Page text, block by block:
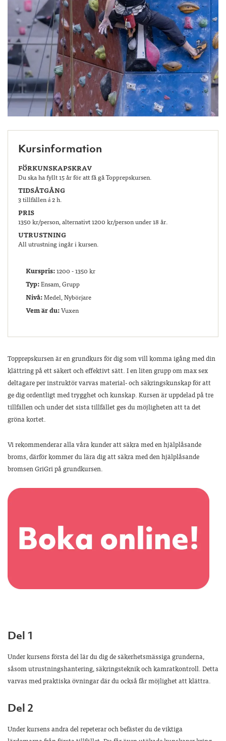
Kursinformation
FÖRKUNSKAPSKRAV
Du ska ha fyllt 15 år för att få gå Topprepskursen.
TIDSÅTGÅNG
3 tillfällen á 2 h.
PRIS
1350 kr/person, alternativt 1200 kr/person under 18 år.
UTRUSTNING
All utrustning ingår i kursen.
Kurspris:1200 - 1350 kr
Typ:Ensam, Grupp
Nivå:Medel, Nybörjare
Vem är du:Vuxen
Topprepskursen är en grundkurs för dig som vill komma igång med din
klättring på ett säkert och effektivt sätt. I en liten grupp om max sex
deltagare per instruktör varvas material- och säkringskunskap för att
ge dig ordentligt med trygghet och kunskap. Kursen är uppdelad på tre
tillfällen och under det sista tillfället ges du möjligheten att ta det
gröna kortet.
Vi rekommenderar alla våra kunder att säkra med en hjälplåsande
broms, därför kommer du lära dig att säkra med den hjälplåsande
bromsen GriGri på grundkursen.
Del 1
Under kursens första del lär du dig de säkerhetsmässiga grunderna,
såsom utrustningshantering, säkringsteknik och kamratkontroll. Detta
varvas med praktiska övningar där du också får möjlighet att klättra.
Del 2
Under kursens andra del repeterar och befäster du de viktiga